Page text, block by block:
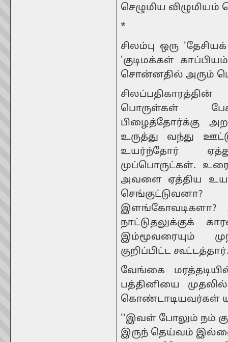
செழுமிய விழுமியம்
*
சிலம்பு ஒரு
'குடிமக்கள்
சொன்னதில் அரும்
பொருள்கள்
பிழைத்தோர்க்கு
உருத்து வந்து
உயர்ந்தோர்
முப்பொருட்கள்.
அவளை ஏத்திய
இளங்கோவடிகளா?
நாட்டுதலுக்குக்
இம்மூவரையும்
குறிப்பிட்ட
வேங்கை
பத்தினியை
கொண்டாடியவர்கள்
''இவள் போலும் நம்
இருந் தெய்வம்